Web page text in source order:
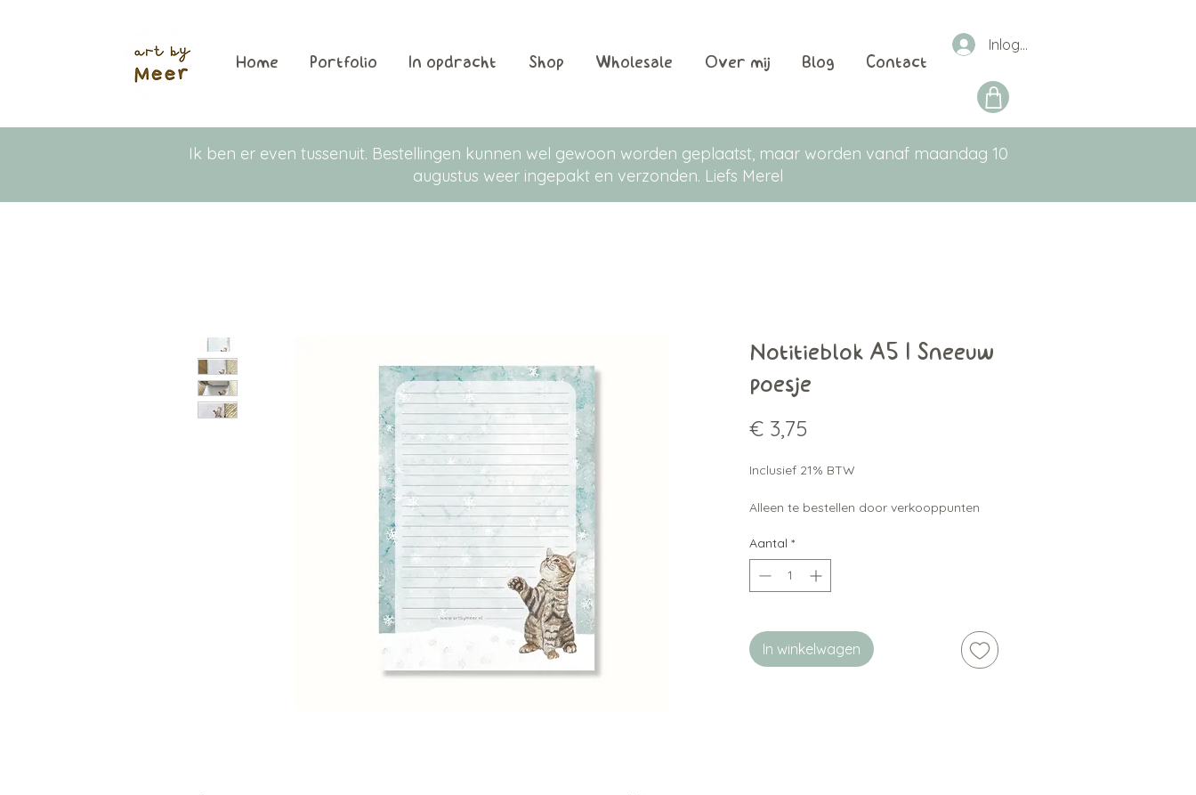
Home Portfolio In opdracht Shop Wholesale Over mij Blog Contact
Inloggen
Ik ben er even tussenuit. Bestellingen kunnen wel gewoon worden geplaatst, maar worden vanaf maandag 10
augustus weer ingepakt en verzonden. Liefs Merel
Notitieblok A5 | Sneeuw
poesje
€ 3,75
Inclusief 21% BTW
Alleen te bestellen door verkooppunten
Aantal *
In winkelwagen